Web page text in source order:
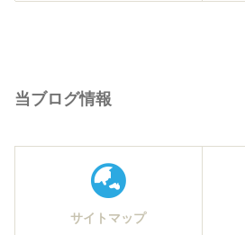
当ブログ情報
サイトマップ